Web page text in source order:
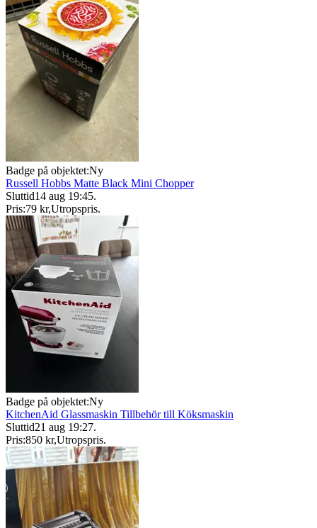
Badge på objektet:Ny
Russell Hobbs Matte Black Mini Chopper
Sluttid14 aug 19:45.
Pris:79 kr,Utropspris.
Badge på objektet:Ny
KitchenAid Glassmaskin Tillbehör till Köksmaskin
Sluttid21 aug 19:27.
Pris:850 kr,Utropspris.